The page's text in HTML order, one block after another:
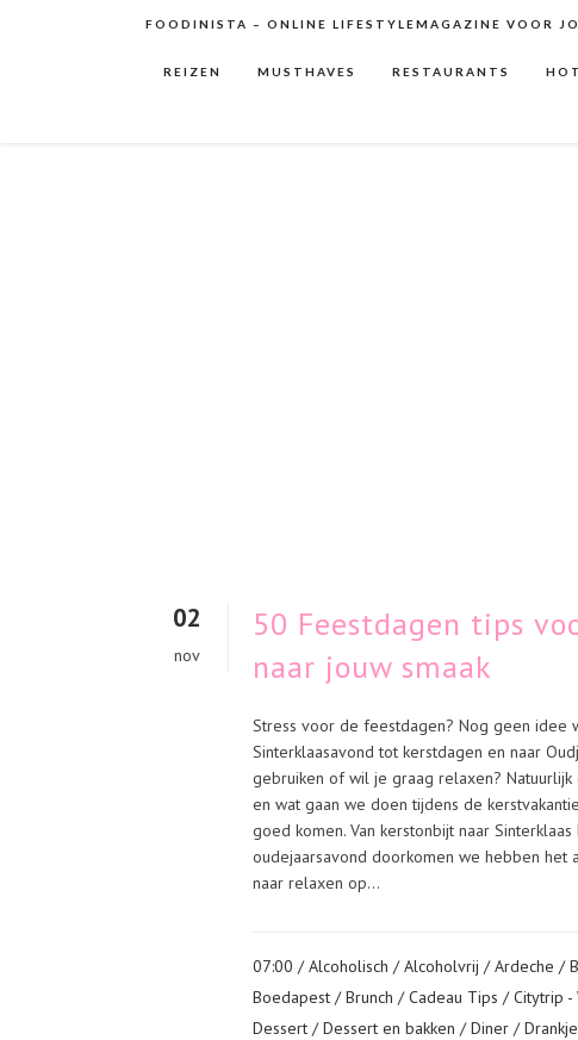
FOODINISTA – ONLINE LIFESTYLEMAGAZINE VOOR
REIZEN MUSTHAVES RESTAURANTS
02
nov
50 Feestdagen tips
naar jouw smaak
Stress voor de feestdagen? Nog geen idee
Sinterklaasavond tot kerstdagen en naar
gebruiken of wil je graag relaxen?
en wat gaan we doen tijdens de
goed komen. Van kerstonbijt naar
oudejaarsavond doorkomen we hebben
naar relaxen op...
07:00 /Alcoholisch /Alcoholvrij /Ardeche /
Boedapest /Brunch /Cadeau Tips /Citytrip -
Dessert /Dessert en bakken /Diner /